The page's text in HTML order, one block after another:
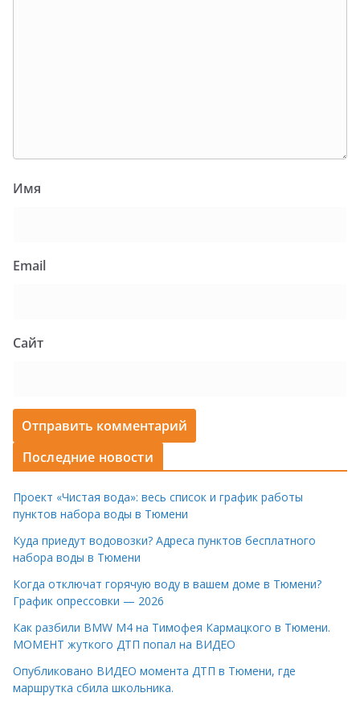
Имя
Email
Сайт
Последние новости
Проект «Чистая вода»: весь список и график работы
пунктов набора воды в Тюмени
Куда приедут водовозки? Адреса пунктов бесплатного
набора воды в Тюмени
Когда отключат горячую воду в вашем доме в Тюмени?
График опрессовки — 2026
Как разбили BMW M4 на Тимофея Кармацкого в Тюмени.
МОМЕНТ жуткого ДТП попал на ВИДЕО
Опубликовано ВИДЕО момента ДТП в Тюмени, где
маршрутка сбила школьника.